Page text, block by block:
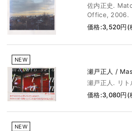
佐内正史.
Office, 2006.
価格:3,520円(
NEW
瀬戸正人 /
瀬戸正人. リ
価格:3,080円(
NEW